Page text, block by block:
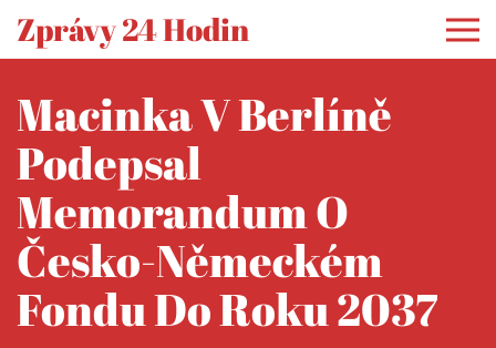
Zprávy 24 Hodin
Macinka V Berlíně
Podepsal
Memorandum O
Česko-Německém
Fondu Do Roku 2037